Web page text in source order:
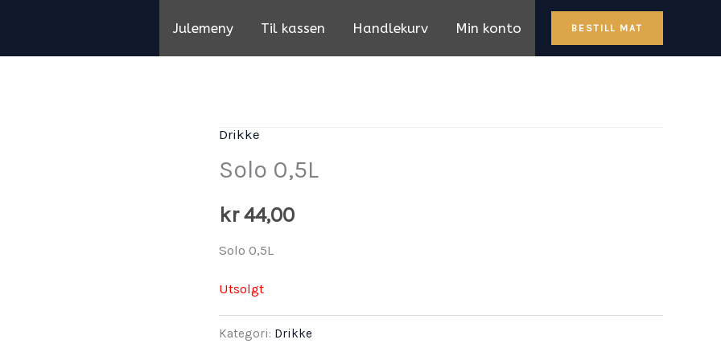
Julemeny Til kassen Handlekurv Min konto BESTILL MAT
Drikke
Solo 0,5L
kr44,00
Solo 0,5L
Utsolgt
Kategori: Drikke